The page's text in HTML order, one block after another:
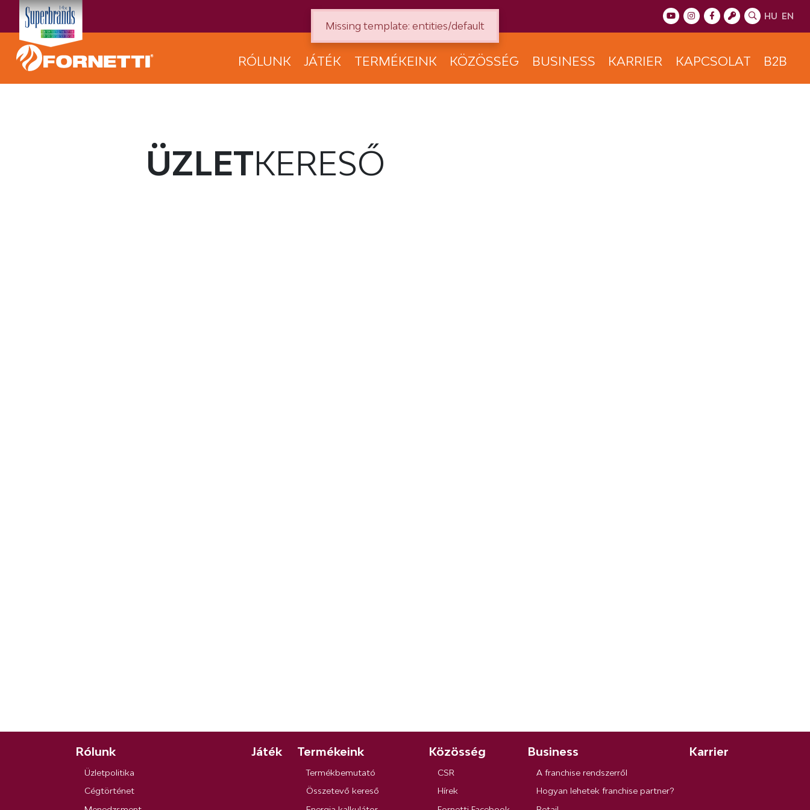
HU EN
RÓLUNK JÁTÉK TERMÉKEINK KÖZÖSSÉG BUSINESS KARRIER KAPCSOLAT B2B
ÜZLETKERESŐ
Rólunk
Üzletpolitika
Cégtörténet
Játék Termékeink
Termékbemutató
Összetevő kereső
Közösség
CSR
Hírek
Business
A franchise rendszerről
Hogyan lehetek franchise partner?
Karrier
Missing template: entities/default